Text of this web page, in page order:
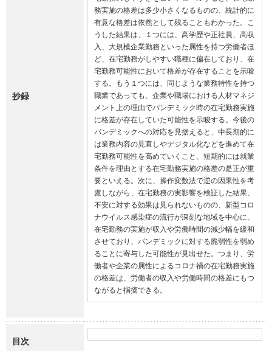
抄録
務実施の格差は多少小さくなるものの、統計的に
有意な格差は依然として残ることもわかった。こ
うした結果は、１つには、高学歴や正社員、高収
入、大規模企業勤務といった属性を持つ労働者ほ
ど、在宅勤務がしやすい職種に偏在しており、在
宅勤務可能性において格差が存在することを示唆
する。もう１つには、同じような業務特性を持つ
職業であっても、企業や職場における人材マネジ
メント上の理由でパンデミック時の在宅勤務実施
に格差が存在していた可能性を示唆する。今後の
パンデミックへの対応を見据えると、中長期的に
は業務内容の見直しやデジタル化などを進めて在
宅勤務可能性を高めていくこと、短期的には就業
条件を理由とする在宅勤務実施の格差の是正が重
要といえる。次に、操作変数法で逆の因果性を考
慮しながら、在宅勤務の実影響を検証した結果、
不安に対する効果は見られないものの、新型コロ
ナウイルス感染症の流行が深刻な地域を中心に、
在宅勤務の実施が収入や労働時間の減少幅を緩和
させており、パンデミックに対する脆弱性を弱め
ることに寄与した可能性が見出せた。つまり、労
働者や企業の属性によるコロナ禍の在宅勤務実施
の格差は、労働者の収入や労働時間の格差にもつ
ながると指摘できる。
目次